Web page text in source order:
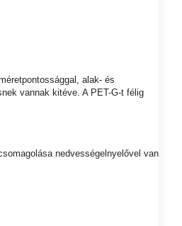
alak- és
vannak kitéve. A PET-G-t félig
nedvességelnyelővel van